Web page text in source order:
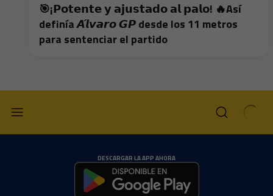
🎯¡𝗣𝗼𝘁𝗲𝗻𝘁𝗲 𝘆 𝗮𝗷𝘂𝘀𝘁𝗮𝗱𝗼 𝗮𝗹 𝗽𝗮𝗹𝗼! 🔥Así
definía 𝘼́𝙡𝙫𝙖𝙧𝙤 𝙂𝙋 desde los 11 metros
para sentenciar el partido
DESCARGAR LA APP AHORA